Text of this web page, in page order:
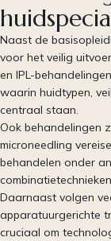
Naast de
voor het veilig
en IPL-
waarin huidtypen,
centraal staan.
Ook behandelingen
microneedling
behandelen onder
Daarnaast volgen
apparatuurgerichte
cruciaal om